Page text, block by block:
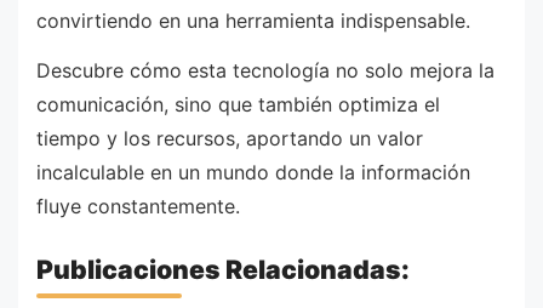
convirtiendo en una herramienta indispensable.
Descubre cómo esta tecnología no solo mejora la
comunicación, sino que también optimiza el
tiempo y los recursos, aportando un valor
incalculable en un mundo donde la información
fluye constantemente.
Publicaciones Relacionadas: